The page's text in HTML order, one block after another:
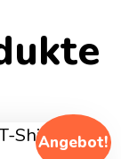
Angebot!